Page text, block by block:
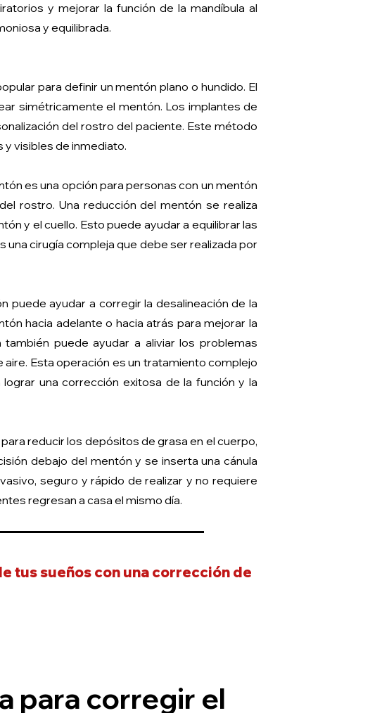
y mejorar la función de la mandíbula al
y equilibrada.
para definir un mentón plano o hundido. El
simétricamente el mentón. Los implantes de
del rostro del paciente. Este método
y visibles de inmediato.
es una opción para personas con un mentón
rostro. Una reducción del mentón se realiza
y el cuello. Esto puede ayudar a equilibrar las
cirugía compleja que debe ser realizada por
puede ayudar a corregir la desalineación de la
hacia adelante o hacia atrás para mejorar la
puede ayudar a aliviar los problemas
Esta operación es un tratamiento complejo
una corrección exitosa de la función y la
reducir los depósitos de grasa en el cuerpo,
debajo del mentón y se inserta una cánula
seguro y rápido de realizar y no requiere
regresan a casa el mismo día.
tus sueños con una corrección de
para corregir el